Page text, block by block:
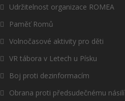
Udržitelnost organizace ROMEA
Paměť Romů
Volnočasové aktivity pro děti
VR tábora v Letech u Písku
Boj proti dezinformacím
Obrana proti předsudečnému násilí